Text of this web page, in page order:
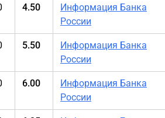
4.50
Информация Банка
России
5.50
Информация Банка
России
6.00
Информация Банка
России